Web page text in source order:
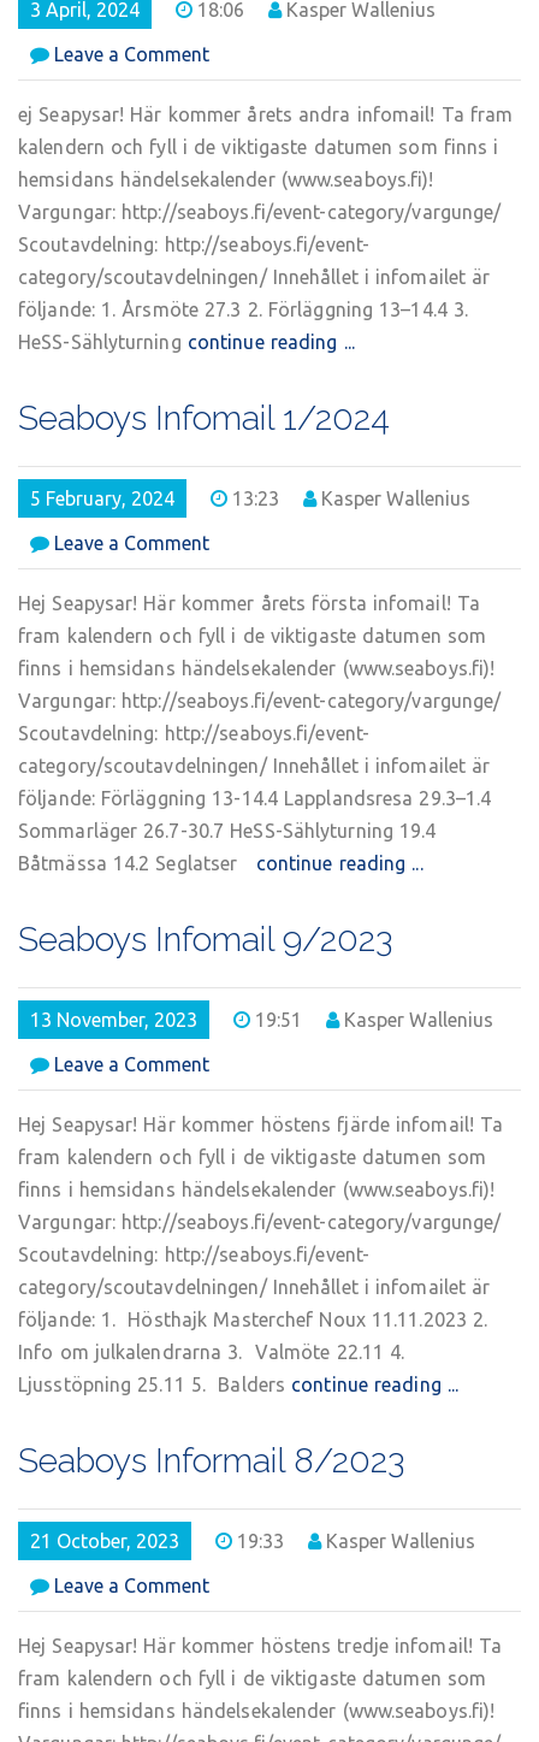
3 April, 2024 18:06 Kasper Wallenius
Leave a Commenton
Seaboys
Infomail
ej Seapysar! Här kommer årets andra infomail! Ta fram
kalendern och fyll i de viktigaste datumen som finns i
hemsidans händelsekalender (www.seaboys.fi)!
Vargungar: http://seaboys.fi/event-category/vargunge/
Scoutavdelning: http://seaboys.fi/event-
category/scoutavdelningen/ Innehållet i infomailet är
följande: 1. Årsmöte 27.3 2. Förläggning 13–14.4 3.
HeSS-Sählyturning continue reading ...
Seaboys Infomail 1/2024
5 February, 2024 13:23 Kasper Wallenius
Leave a Commenton
Seaboys
Infomail
Hej Seapysar! Här kommer årets första infomail! Ta
fram kalendern och fyll i de viktigaste datumen som
finns i hemsidans händelsekalender (www.seaboys.fi)!
Vargungar: http://seaboys.fi/event-category/vargunge/
Scoutavdelning: http://seaboys.fi/event-
category/scoutavdelningen/ Innehållet i infomailet är
följande: Förläggning 13-14.4 Lapplandsresa 29.3–1.4
Sommarläger 26.7-30.7 HeSS-Sählyturning 19.4
Båtmässa 14.2 Seglatser continue reading ...
Seaboys Infomail 9/2023
13 November, 2023 19:51 Kasper Wallenius
Leave a Commenton
Seaboys
Infomail
Hej Seapysar! Här kommer höstens fjärde infomail! Ta
fram kalendern och fyll i de viktigaste datumen som
finns i hemsidans händelsekalender (www.seaboys.fi)!
Vargungar: http://seaboys.fi/event-category/vargunge/
Scoutavdelning: http://seaboys.fi/event-
category/scoutavdelningen/ Innehållet i infomailet är
följande: 1. Hösthajk Masterchef Noux 11.11.2023 2.
Info om julkalendrarna 3. Valmöte 22.11 4.
Ljusstöpning 25.11 5. Balders continue reading ...
Seaboys Informail 8/2023
21 October, 2023 19:33 Kasper Wallenius
Leave a Commenton
Seaboys
Informail
Hej Seapysar! Här kommer höstens tredje infomail! Ta
fram kalendern och fyll i de viktigaste datumen som
finns i hemsidans händelsekalender (www.seaboys.fi)!